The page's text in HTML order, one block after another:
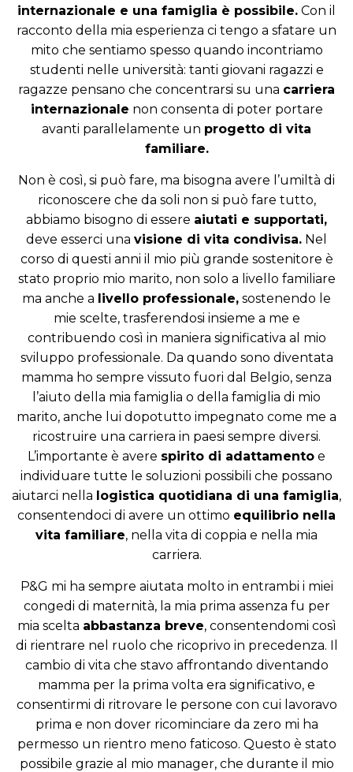
internazionale e una famiglia è possibile. Con il
racconto della mia esperienza ci tengo a sfatare un
mito che sentiamo spesso quando incontriamo
studenti nelle università: tanti giovani ragazzi e
ragazze pensano che concentrarsi su una carriera
internazionale non consenta di poter portare
avanti parallelamente un progetto di vita
familiare.
Non è così, si può fare, ma bisogna avere l’umiltà di
riconoscere che da soli non si può fare tutto,
abbiamo bisogno di essere aiutati e supportati,
deve esserci una visione di vita condivisa. Nel
corso di questi anni il mio più grande sostenitore è
stato proprio mio marito, non solo a livello familiare
ma anche a livello professionale, sostenendo le
mie scelte, trasferendosi insieme a me e
contribuendo così in maniera significativa al mio
sviluppo professionale. Da quando sono diventata
mamma ho sempre vissuto fuori dal Belgio, senza
l’aiuto della mia famiglia o della famiglia di mio
marito, anche lui dopotutto impegnato come me a
ricostruire una carriera in paesi sempre diversi.
L’importante è avere spirito di adattamento e
individuare tutte le soluzioni possibili che possano
aiutarci nella logistica quotidiana di una famiglia,
consentendoci di avere un ottimo equilibrio nella
vita familiare, nella vita di coppia e nella mia
carriera.
P&G mi ha sempre aiutata molto in entrambi i miei
congedi di maternità, la mia prima assenza fu per
mia scelta abbastanza breve, consentendomi così
di rientrare nel ruolo che ricoprivo in precedenza. Il
cambio di vita che stavo affrontando diventando
mamma per la prima volta era significativo, e
consentirmi di ritrovare le persone con cui lavoravo
prima e non dover ricominciare da zero mi ha
permesso un rientro meno faticoso. Questo è stato
possibile grazie al mio manager, che durante il mio